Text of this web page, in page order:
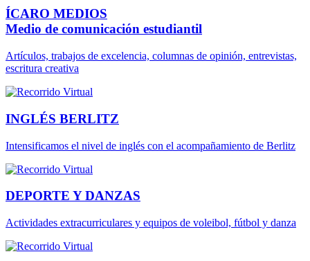
ÍCARO MEDIOS
Medio de comunicación estudiantil
Artículos, trabajos de excelencia, columnas de opinión, entrevistas,
escritura creativa
INGLÉS BERLITZ
Intensificamos el nivel de inglés con el acompañamiento de Berlitz
DEPORTE Y DANZAS
Actividades extracurriculares y equipos de voleibol, fútbol y danza